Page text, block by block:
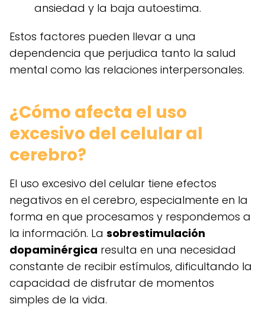
ansiedad y la baja autoestima.
Estos factores pueden llevar a una
dependencia que perjudica tanto la salud
mental como las relaciones interpersonales.
¿Cómo afecta el uso
excesivo del celular al
cerebro?
El uso excesivo del celular tiene efectos
negativos en el cerebro, especialmente en la
forma en que procesamos y respondemos a
la información. La sobrestimulación
dopaminérgica resulta en una necesidad
constante de recibir estímulos, dificultando la
capacidad de disfrutar de momentos
simples de la vida.